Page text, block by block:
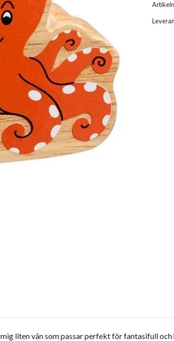
liten vän som passar perfekt för fantasifull och